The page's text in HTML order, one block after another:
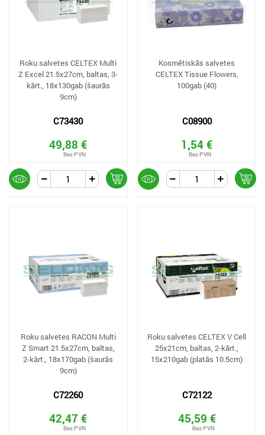
Roku salvetes CELTEX Multi
Z Excel 21.5x27cm, baltas, 3-
kārt., 18x130gab (šaurās
9cm)
C73430
49,88 €
Kosmētiskās salvetes
CELTEX Tissue Flowers,
100gab (40)
C08900
1,54 €
Roku salvetes RACON Multi
Z Smart 21.5x27cm, baltas,
2-kārt., 18x170gab (šaurās
9cm)
C72260
42,47 €
Roku salvetes CELTEX V Cell
25x21cm, baltas, 2-kārt.,
15x210gab (platās 10.5cm)
C72122
45,59 €